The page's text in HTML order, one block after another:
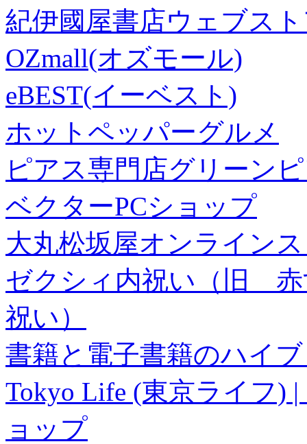
紀伊國屋書店ウェブス
OZmall(オズモール)
eBEST(イーベスト)
ホットペッパーグルメ
ピアス専門店グリーン
ベクターPCショップ
大丸松坂屋オンライン
ゼクシィ内祝い（旧 赤
祝い）
書籍と電子書籍のハイ
Tokyo Life (東京ライフ)
ョップ